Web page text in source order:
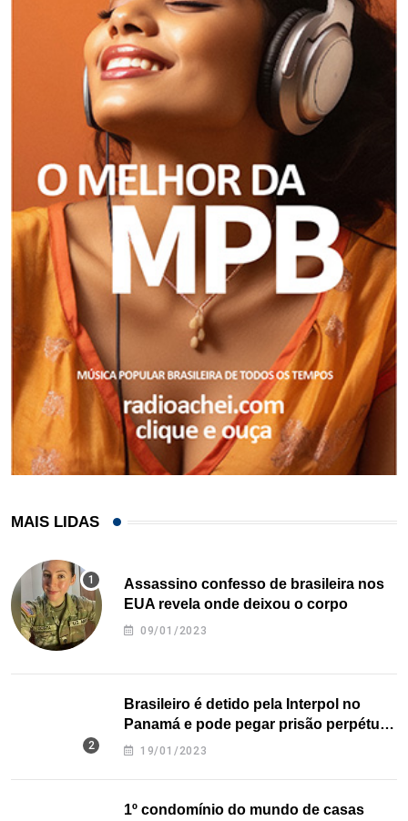
MAIS LIDAS
Assassino confesso de brasileira nos
EUA revela onde deixou o corpo
09/01/2023
Brasileiro é detido pela Interpol no
Panamá e pode pegar prisão perpétua
nos EUA
19/01/2023
1º condomínio do mundo de casas